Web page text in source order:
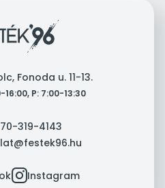
Fonoda u. 11-13.
16:00, P: 7:00-13:30
319-4143
instagramInstagram